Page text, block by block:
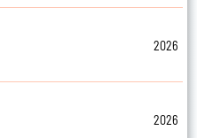
2026
2026